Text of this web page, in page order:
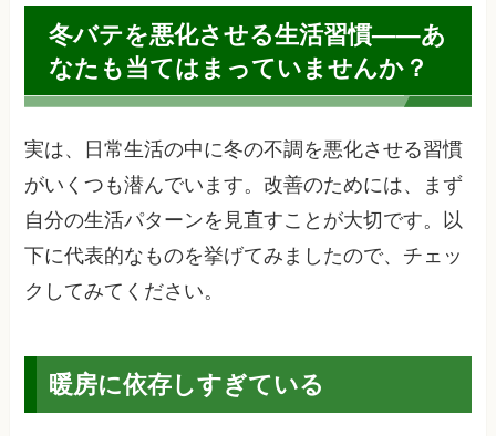
冬バテを悪化させる生活習慣——あ
なたも当てはまっていませんか？
実は、日常生活の中に冬の不調を悪化させる習慣
がいくつも潜んでいます。改善のためには、まず
自分の生活パターンを見直すことが大切です。以
下に代表的なものを挙げてみましたので、チェッ
クしてみてください。
暖房に依存しすぎている